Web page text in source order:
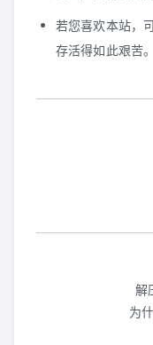
若您喜欢本站，
存活得如此艰苦。
解
为